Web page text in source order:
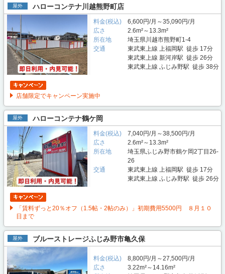
屋外 ハローコンテナ川越熊野町店
料金(税込)
6,600円/月～35,090円/月
広さ
2.6m²～13.3m²
所在地
埼玉県川越市熊野町1-4
交通
東武東上線 上福岡駅 徒歩 17分
東武東上線 新河岸駅 徒歩 26分
東武東上線 ふじみ野駅 徒歩 38分
店舗限定でキャンペーン実施中
屋外 ハローコンテナ鶴ケ岡
料金(税込)
7,040円/月～38,500円/月
広さ
2.6m²～13.3m²
所在地
埼玉県ふじみ野市鶴ケ岡2丁目26-
26
交通
東武東上線 上福岡駅 徒歩 17分
東武東上線 ふじみ野駅 徒歩 26分
「賃料ずっと20％オフ（1.5帖・2帖のみ）」初期費用5500円 ８月１０
日まで
屋外 ブルーストレージふじみ野市亀久保
料金(税込)
8,800円/月～27,500円/月
広さ
3.22m²～14.16m²